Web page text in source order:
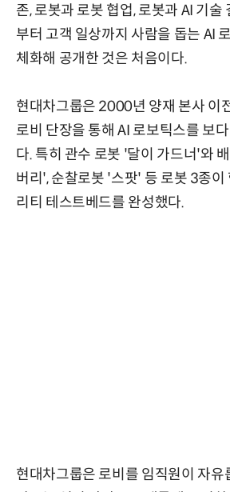
존, 로봇과 로봇 협업, 로봇과 AI 기술
부터 고객 일상까지 사람을 돕는 AI
체화해 공개한 것은 처음이다.
현대차그룹은 2000년 양재 본사 이
로비 단장을 통해 AI 로보틱스를 보
다. 특히 관수 로봇 '달이 가드너'와
버리', 순찰로봇 '스팟' 등 로봇 3종이
리티 테스트베드를 완성했다.
현대차그룹은 로비를 임직원이 자유